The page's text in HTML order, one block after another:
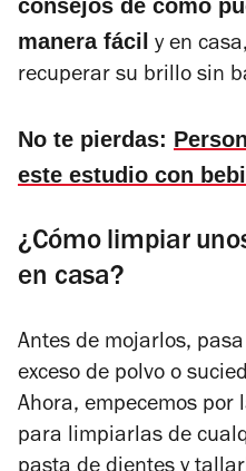
consejos de cómo
manera fácil y en
recuperar su brillo sin
No te pierdas:
este estudio con
¿Cómo limpiar
en casa?
Antes de mojarlos,
exceso de polvo o
Ahora, empecemos por
para limpiarlas de